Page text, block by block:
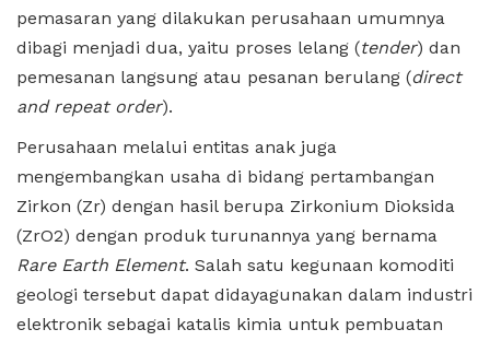
pemasaran yang dilakukan perusahaan umumnya
dibagi menjadi dua, yaitu proses lelang (tender) dan
pemesanan langsung atau pesanan berulang (direct
and repeat order).
Perusahaan melalui entitas anak juga
mengembangkan usaha di bidang pertambangan
Zirkon (Zr) dengan hasil berupa Zirkonium Dioksida
(ZrO2) dengan produk turunannya yang bernama
Rare Earth Element. Salah satu kegunaan komoditi
geologi tersebut dapat didayagunakan dalam industri
elektronik sebagai katalis kimia untuk pembuatan